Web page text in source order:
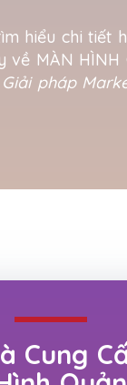
hiểu chi tiết
về MÀN HÌNH
Giải pháp
Cung